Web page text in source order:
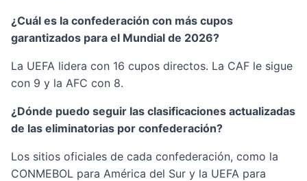
¿Cuál es la confederación con más cupos
garantizados para el Mundial de 2026?
La UEFA lidera con 16 cupos directos. La CAF le sigue
con 9 y la AFC con 8.
¿Dónde puedo seguir las clasificaciones actualizadas
de las eliminatorias por confederación?
Los sitios oficiales de cada confederación, como la
CONMEBOL para América del Sur y la UEFA para